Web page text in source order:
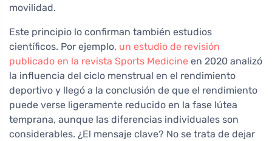
movilidad.
Este principio lo confirman también estudios
científicos. Por ejemplo, un estudio de revisión
publicado en la revista Sports Medicine en 2020 analizó
la influencia del ciclo menstrual en el rendimiento
deportivo y llegó a la conclusión de que el rendimiento
puede verse ligeramente reducido en la fase lútea
temprana, aunque las diferencias individuales son
considerables. ¿El mensaje clave? No se trata de dejar